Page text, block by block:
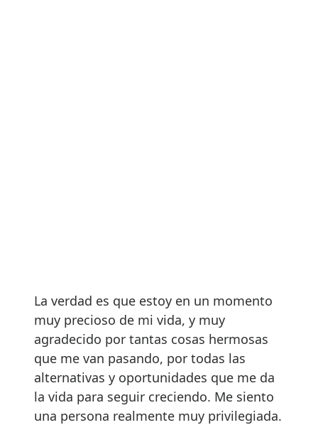
La verdad es que estoy en un momento
muy precioso de mi vida, y muy
agradecido por tantas cosas hermosas
que me van pasando, por todas las
alternativas y oportunidades que me da
la vida para seguir creciendo. Me siento
una persona realmente muy privilegiada.